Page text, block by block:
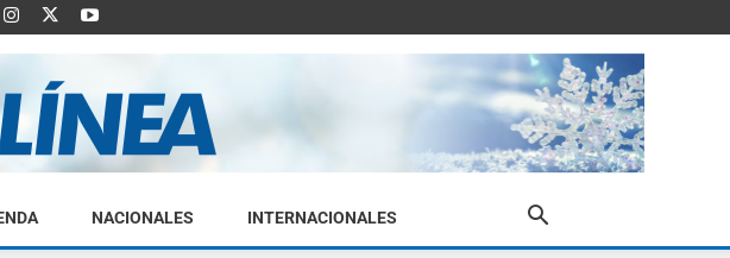
NACIONALES INTERNACIONALES